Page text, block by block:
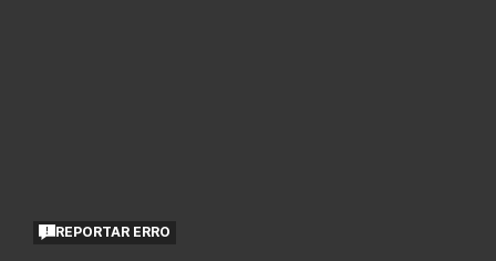
REPORTAR ERRO